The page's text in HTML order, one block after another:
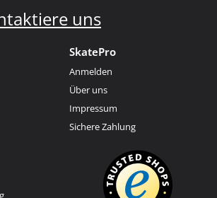
uns
SkatePro
Anmelden
Über uns
Impressum
Sichere Zahlung